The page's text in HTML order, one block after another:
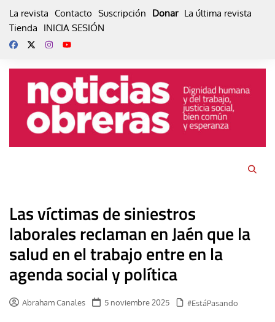
La revista Contacto Suscripción Donar La última revista
Tienda
INICIA SESIÓN
Las víctimas de siniestros
laborales reclaman en Jaén que la
salud en el trabajo entre en la
agenda social y política
Abraham Canales 5 noviembre 2025 #EstáPasando